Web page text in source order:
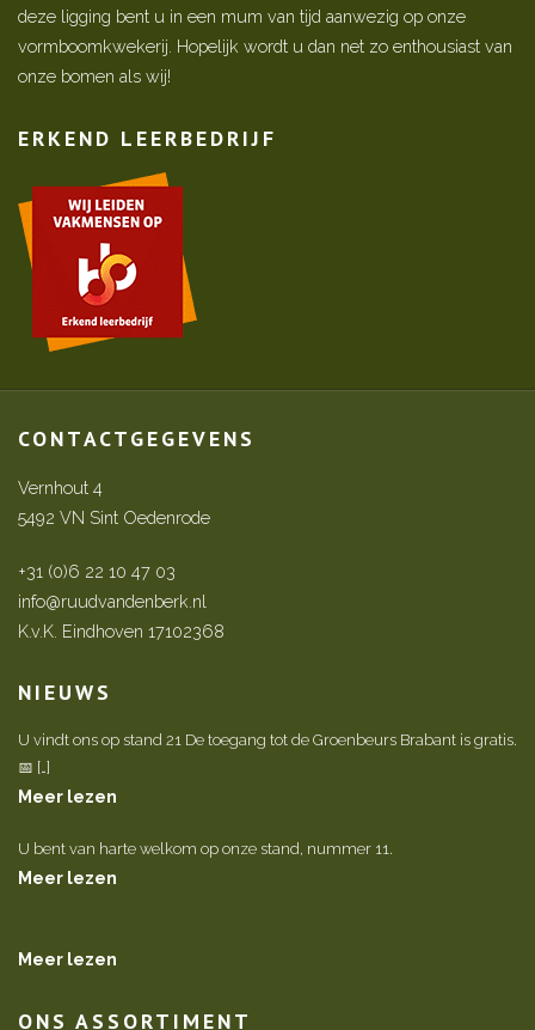
deze ligging bent u in een mum van tijd aanwezig op onze
vormboomkwekerij. Hopelijk wordt u dan net zo enthousiast van
onze bomen als wij!
ERKEND LEERBEDRIJF
CONTACTGEGEVENS
Vernhout 4
5492 VN Sint Oedenrode
+31 (0)6 22 10 47 03
info@ruudvandenberk.nl
K.v.K. Eindhoven 17102368
NIEUWS
U vindt ons op stand 21 De toegang tot de Groenbeurs Brabant is gratis.
📅 […]
Meer lezen
U bent van harte welkom op onze stand, nummer 11.
Meer lezen
Meer lezen
ONS ASSORTIMENT